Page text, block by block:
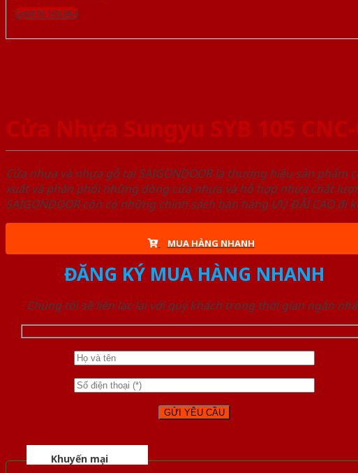
Gọi 0976.169.864
Cửa Nhựa Sungyu SYB 105 CNC-
Cửa nhựa và nhựa gỗ tại SAIGONDOOR là thương hiệu sản
xuất và phân phối những dòng cửa nhựa và hỗ hợp nhựa chất
SAIGONDOOR còn có những chính sách bán hàng ƯU ĐÃI CAO
MUA HÀNG NHANH
ĐĂNG KÝ MUA HÀNG NHANH
Chúng tôi sẽ liên lạc lại với quý khách trong thời gian ngắn
Khuyến mại